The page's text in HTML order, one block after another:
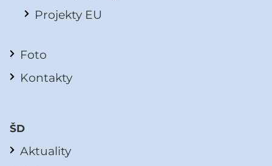
Projekty EU
Foto
Kontakty
ŠD
Aktuality